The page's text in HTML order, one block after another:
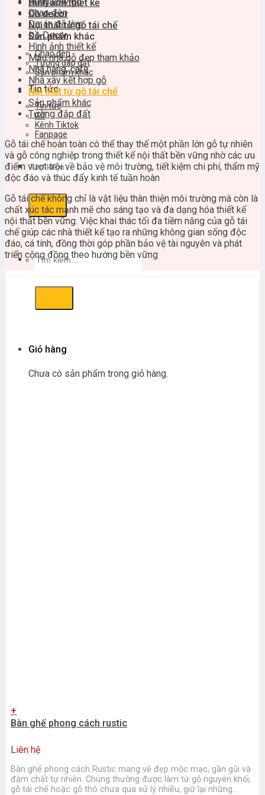
Hình ảnh thiết kế
Đồ decor
Nội thất từ gỗ tái chế
Sản phẩm khác
Chao đèn
Tường đắp đất
Sản phẩm khác
Tin tức
Tin tức
Gỗ
Kênh Tiktok
Fanpage
Tìm
kiếm:
Tìm
kiếm:
Giỏ hàng
Chưa có sản phẩm trong giỏ hàng.
Chao đèn
Dự án đã làm
Đồ Decor
Hình ảnh thiết kế
Mẫu nhà gỗ đẹp tham khảo
Nhà hàng, cafe
Nhà xây kết hợp gỗ
Nội thất từ gỗ tái chế
Sản phẩm khác
Tường đắp đất
Gỗ tái chế hoàn toàn có thể thay thế một phần lớn gỗ tự nhiên
và gỗ công nghiệp trong thiết kế nội thất bền vững nhờ các ưu
điểm vượt trội về bảo vệ môi trường, tiết kiệm chi phí, thẩm mỹ
độc đáo và thúc đẩy kinh tế tuần hoàn
Gỗ tái chế không chỉ là vật liệu thân thiện môi trường mà còn là
chất xúc tác mạnh mẽ cho sáng tạo và đa dạng hóa thiết kế
nội thất bền vững. Việc khai thác tối đa tiềm năng của gỗ tái
chế giúp các nhà thiết kế tạo ra những không gian sống độc
đáo, cá tính, đồng thời góp phần bảo vệ tài nguyên và phát
triển cộng đồng theo hướng bền vững
+
Bàn ghế phong cách rustic
Liên hệ
Bàn ghế phong cách Rustic mang vẻ đẹp mộc mạc, gần gũi và
đậm chất tự nhiên. Chúng thường được làm từ gỗ nguyên khối,
gỗ tái chế hoặc gỗ thô chưa qua xử lý nhiều, giữ lại những